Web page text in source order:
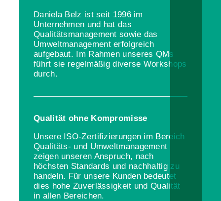
Daniela Belz ist seit 1996 im
Unternehmen und hat das
Qualitätsmanagement sowie das
Umweltmanagement erfolgreich
aufgebaut. Im Rahmen unseres QMs
führt sie regelmäßig diverse Workshops
durch.
Qualität ohne Kompromisse
Unsere ISO-Zertifizierungen im Bereich
Qualitäts- und Umweltmanagement
zeigen unseren Anspruch, nach
höchsten Standards und nachhaltig zu
handeln. Für unsere Kunden bedeutet
dies hohe Zuverlässigkeit und Qualität
in allen Bereichen.